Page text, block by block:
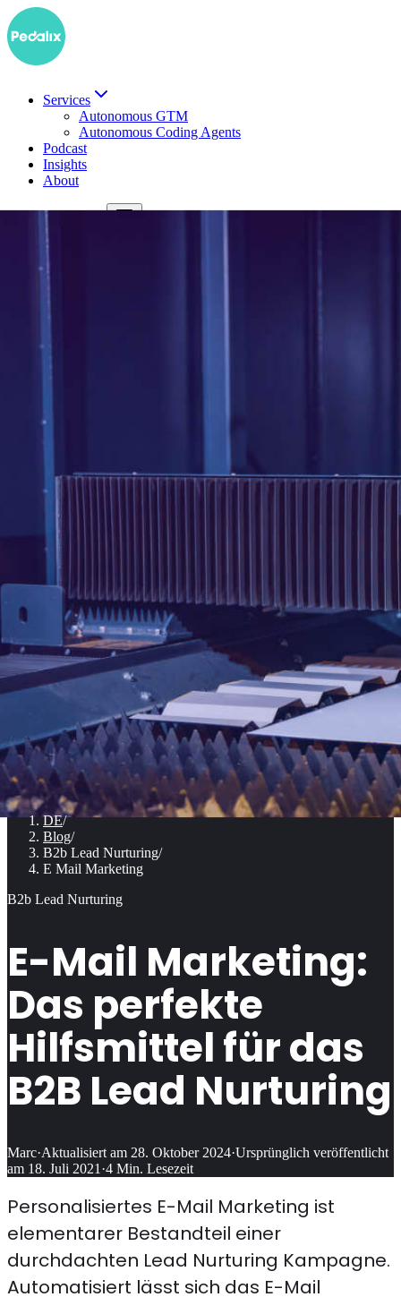
Services
Autonomous GTM
Autonomous Coding Agents
Podcast
Insights
About
DE/
Blog/
B2b Lead Nurturing/
E Mail Marketing
B2b Lead Nurturing
E-Mail Marketing:
Das perfekte
Hilfsmittel für das
B2B Lead Nurturing
Marc·Aktualisiert am 28. Oktober 2024·Ursprünglich veröffentlicht
am 18. Juli 2021 ·4 Min. Lesezeit
Personalisiertes E-Mail Marketing ist
elementarer Bestandteil einer
durchdachten Lead Nurturing Kampagne.
Automatisiert lässt sich das E-Mail